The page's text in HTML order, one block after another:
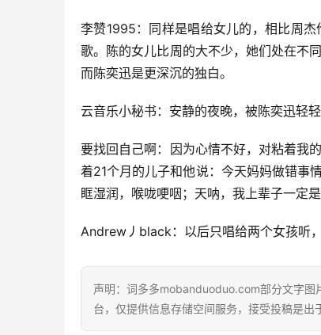
李赞1995：同样是唱给女儿的，相比周
歌。陈的女儿比周的大不少，她们处在不
而陈奕迅是更深沉的独白。
云音乐小秘书：安静的夜晚，被陈奕迅轻
要找回自己啊：因为心情不好，对粘着我
着21个月的儿子和他说：今天妈妈做错事
眶湿润，喉咙哽咽；天呐，我上辈子一定
Andrew丿black：以后只唱给两个女孩听
声明：词多多mobanduoduo.com部分文字图
台，仅提供信息存储空间服务，接受投稿是出